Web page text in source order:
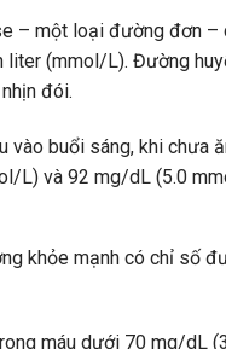
– một loại đường đơn
(mmol/L). Đường
đói.
buổi sáng, khi chưa
L) và 92 mg/dL (5.0
khỏe mạnh có chỉ số
máu dưới 70 mg/dL